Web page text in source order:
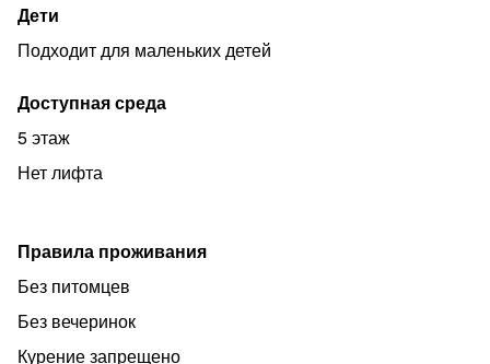
Дети
Подходит для маленьких детей
Доступная среда
5 этаж
Нет лифта
Правила проживания
Без питомцев
Без вечеринок
Курение запрещено